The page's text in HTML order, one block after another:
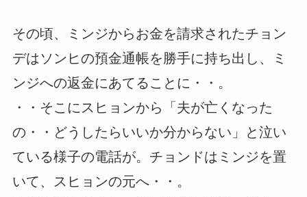
その頃、ミンジからお金を請求されたチョン
デはソンヒの預金通帳を勝手に持ち出し、ミ
ンジへの返金にあてることに・・。
・・そこにスヒョンから「夫が亡くなった
の・・どうしたらいいか分からない」と泣い
ている様子の電話が。チョンドはミンジを置
いて、スヒョンの元へ・・。